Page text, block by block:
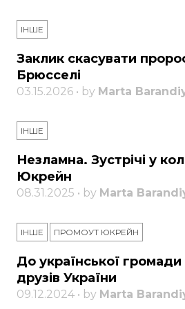
ІНШЕ
Заклик скасувати
Брюсселі
03.15.2026 • by Marta
ІНШЕ
Незламна. Зустрічі у
Юкрейн
08.31.2025 • by Marta
ІНШЕ ПРОМОУТ ЮКРЕЙН
До української громади
друзів України
09.12.2024 • by Marta